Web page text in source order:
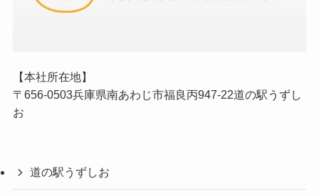
【本社所在地】
〒656-0503兵庫県南あわじ市福良丙947-22道の駅うずし
お
道の駅うずしお